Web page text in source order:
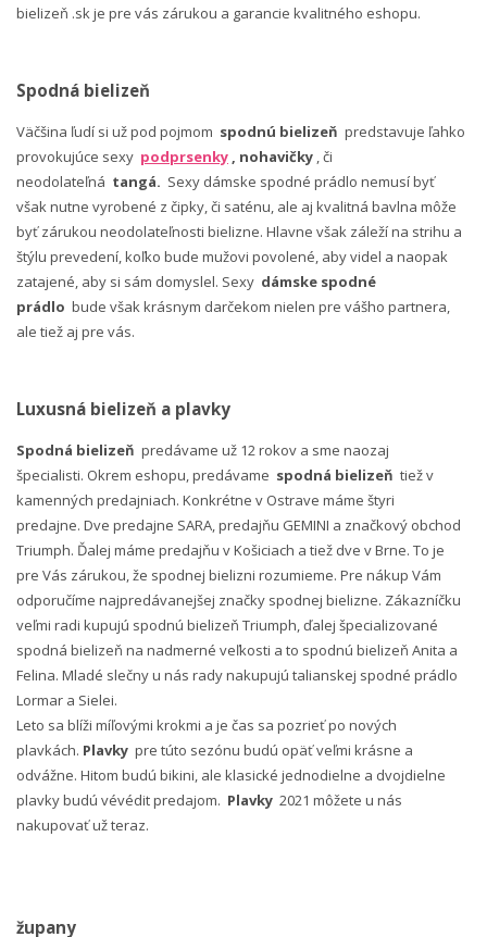
bielizeň .sk je pre vás zárukou a garancie kvalitného eshopu.
Spodná bielizeň
Väčšina ľudí si už pod pojmom spodnú bielizeň predstavuje ľahko
provokujúce sexy podprsenky , nohavičky , či
neodolateľná tangá. Sexy dámske spodné prádlo nemusí byť
však nutne vyrobené z čipky, či saténu, ale aj kvalitná bavlna môže
byť zárukou neodolateľnosti bielizne. Hlavne však záleží na strihu a
štýlu prevedení, koľko bude mužovi povolené, aby videl a naopak
zatajené, aby si sám domyslel. Sexy dámske spodné
prádlo bude však krásnym darčekom nielen pre vášho partnera,
ale tiež aj pre vás.
Luxusná bielizeň a plavky
Spodná bielizeň predávame už 12 rokov a sme naozaj
špecialisti. Okrem eshopu, predávame spodná bielizeň tiež v
kamenných predajniach. Konkrétne v Ostrave máme štyri
predajne. Dve predajne SARA, predajňu GEMINI a značkový obchod
Triumph. Ďalej máme predajňu v Košiciach a tiež dve v Brne. To je
pre Vás zárukou, že spodnej bielizni rozumieme. Pre nákup Vám
odporučíme najpredávanejšej značky spodnej bielizne. Zákazníčku
veľmi radi kupujú spodnú bielizeň Triumph, ďalej špecializované
spodná bielizeň na nadmerné veľkosti a to spodnú bielizeň Anita a
Felina. Mladé slečny u nás rady nakupujú talianskej spodné prádlo
Lormar a Sielei.
Leto sa blíži míľovými krokmi a je čas sa pozrieť po nových
plavkách. Plavky pre túto sezónu budú opäť veľmi krásne a
odvážne. Hitom budú bikini, ale klasické jednodielne a dvojdielne
plavky budú vévédit predajom. Plavky 2021 môžete u nás
nakupovať už teraz.
župany